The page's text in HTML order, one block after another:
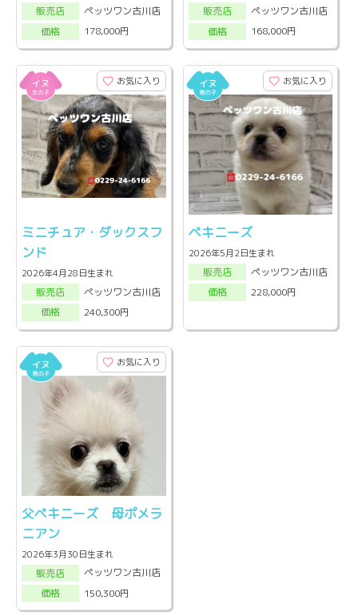
販売店
ペッツワン古川店
価格
178,000円
販売店
ペッツワン古川店
価格
168,000円
お気に入り
ミニチュア・ダックスフ
ンド
2026年4月28日生まれ
販売店
ペッツワン古川店
価格
240,300円
お気に入り
ペキニーズ
2026年5月2日生まれ
販売店
ペッツワン古川店
価格
228,000円
お気に入り
父ペキニーズ 母ポメラ
ニアン
2026年3月30日生まれ
販売店
ペッツワン古川店
価格
150,300円